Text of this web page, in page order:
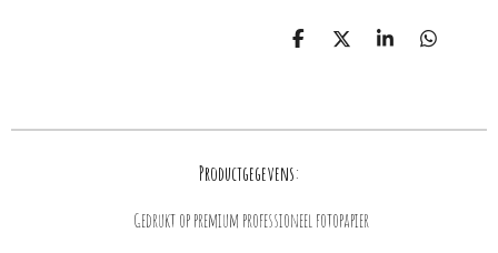
D
n
D
S
e
D
n
Productgegevens:
Gedrukt op premium professioneel fotopapier